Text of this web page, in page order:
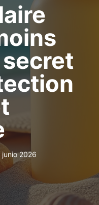
junio 2026